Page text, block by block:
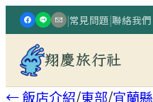
|常見問題|聯絡我們
翔慶旅行社
← 飯店介紹/東部/宜蘭縣